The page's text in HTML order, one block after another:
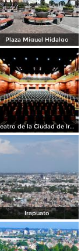
Plaza Miguel Hidalgo
Teatro de la Ciudad de Irapuato 2017 (JAR)
Irapuato